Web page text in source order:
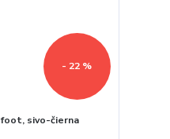
- 22 %
sivo-čierna